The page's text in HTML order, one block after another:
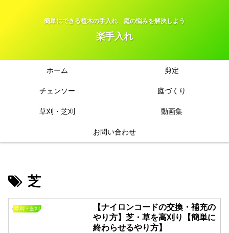
簡単にできる植木の手入れ 庭の悩みを解決しよう
楽手入れ
ホーム 剪定
チェンソー 庭づくり
草刈・芝刈 動画集
お問い合わせ
芝
草刈・芝刈
【ナイロンコードの交換・補充の
やり方】芝・草を高刈り【簡単に
終わらせるやり方】